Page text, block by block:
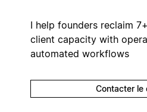
I help founders reclaim
client capacity with
automated workflows
Contacter le